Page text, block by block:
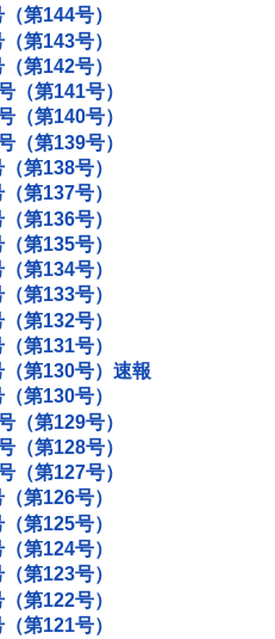
第144号）
第143号）
第142号）
（第141号）
（第140号）
（第139号）
第138号）
第137号）
第136号）
第135号）
第134号）
第133号）
第132号）
第131号）
第130号）速報
第130号）
（第129号）
（第128号）
（第127号）
第126号）
第125号）
第124号）
第123号）
第122号）
第121号）